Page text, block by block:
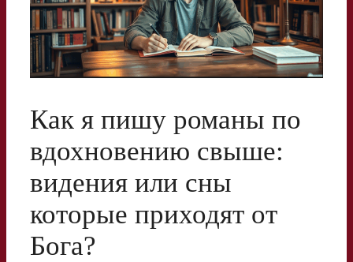
Как я пишу романы по
вдохновению свыше:
видения или сны
которые приходят от
Бога?